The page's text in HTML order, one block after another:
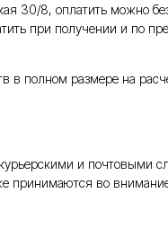
30/8, оплатить можно
при получении и по
в полном размере на
и
принимаются во